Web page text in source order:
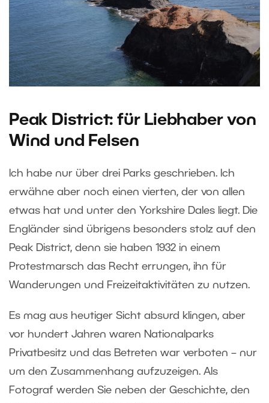
Peak District: für Liebhaber von
Wind und Felsen
Ich habe nur über drei Parks geschrieben. Ich
erwähne aber noch einen vierten, der von allen
etwas hat und unter den Yorkshire Dales liegt. Die
Engländer sind übrigens besonders stolz auf den
Peak District, denn sie haben 1932 in einem
Protestmarsch das Recht errungen, ihn für
Wanderungen und Freizeitaktivitäten zu nutzen.
Es mag aus heutiger Sicht absurd klingen, aber
vor hundert Jahren waren Nationalparks
Privatbesitz und das Betreten war verboten – nur
um den Zusammenhang aufzuzeigen. Als
Fotograf werden Sie neben der Geschichte, den